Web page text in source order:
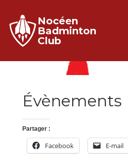
passer
contenu
principal
Nocéen
Badminton
Club
Évènements
Partager :
Facebook E-mail